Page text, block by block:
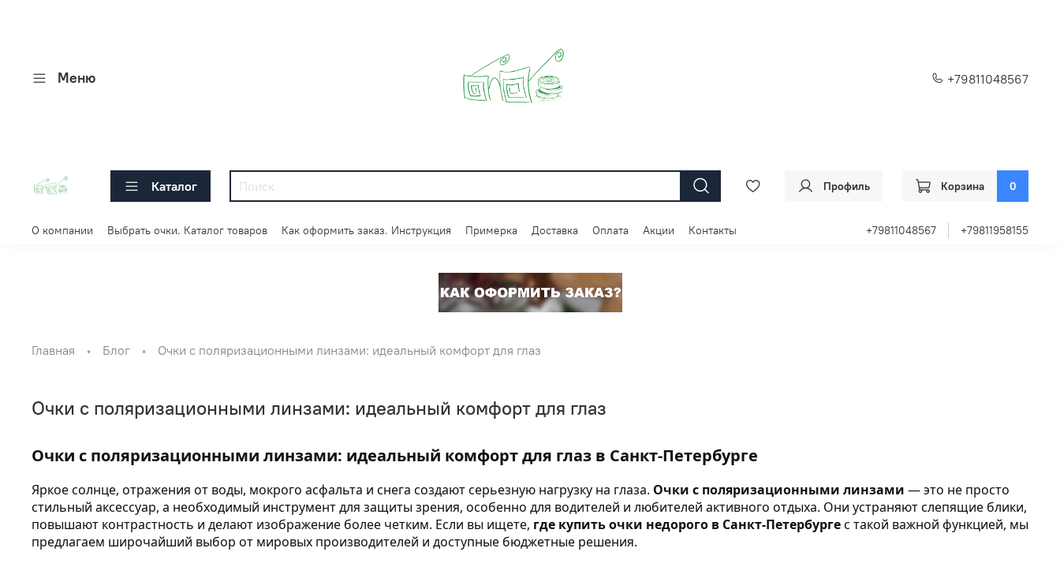
Меню +79811048567
Каталог Профиль Корзина 0
О компании Выбрать очки. Каталог товаров Как оформить заказ. Инструкция Примерка Доставка Оплата Акции Контакты +79811048567 +79811958155
Главная Блог Очки с поляризационными линзами: идеальный комфорт для глаз
Очки с поляризационными линзами: идеальный комфорт для глаз
Очки с поляризационными линзами: идеальный комфорт для глаз в Санкт-Петербурге
Яркое солнце, отражения от воды, мокрого асфальта и снега создают серьезную нагрузку на глаза. Очки с поляризационными линзами — это не просто
стильный аксессуар, а необходимый инструмент для защиты зрения, особенно для водителей и любителей активного отдыха. Они устраняют слепящие блики,
повышают контрастность и делают изображение более четким. Если вы ищете, где купить очки недорого в Санкт-Петербургес такой важной функцией, мы
предлагаем широчайший выбор от мировых производителей и доступные бюджетные решения.